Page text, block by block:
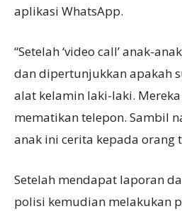
aplikasi WhatsApp.
“Setelah ‘video call’ anak-
dan dipertunjukkan apakah
alat kelamin laki-laki.
mematikan telepon. Sambil
anak ini cerita kepada orang
Setelah mendapat laporan
polisi kemudian melakukan